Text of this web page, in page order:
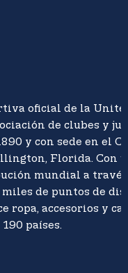
oficial de la
de clubes y
y con sede en el
Florida. Con
mundial a través
miles de puntos de
ropa, accesorios y
países.